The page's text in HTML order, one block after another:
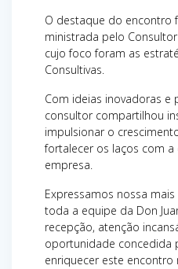
O destaque do encontro
ministrada pelo Consultor
cujo foco foram as
Consultivas.
Com ideias inovadoras e
consultor compartilhou
impulsionar o
fortalecer os laços com
empresa.
Expressamos nossa
toda a equipe da Don
recepção, atenção
oportunidade concedida
enriquecer este encontro